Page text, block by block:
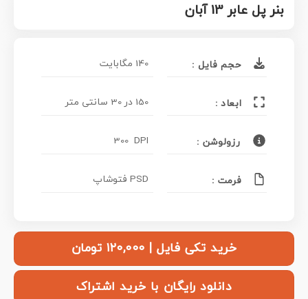
بنر پل عابر 13 آبان
حجم فایل : 140 مگابایت
ابعاد : 150 در 30 سانتی متر
رزولوشن : 300 DPI
فرمت : PSD فتوشاپ
خرید تکی فایل | ۱۲۰,۰۰۰ تومان
دانلود رایگان با خرید اشتراک